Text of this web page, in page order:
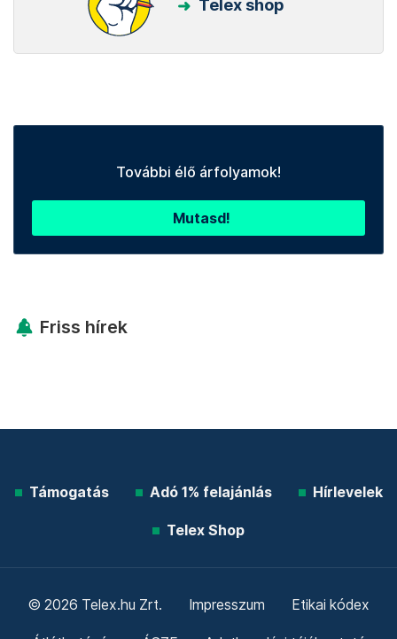
Telex shop
További élő árfolyamok!
Mutasd!
Friss hírek
Támogatás Adó 1% felajánlás Hírlevelek
Telex Shop
© 2026 Telex.hu Zrt. Impresszum Etikai kódex